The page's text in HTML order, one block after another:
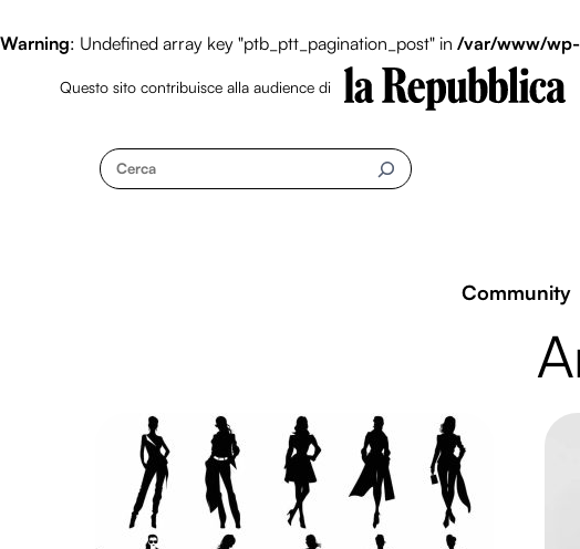
Warning: Undefined array key "ptb_ptt_pagination_post" in /var/www/
Questo sito contribuisce alla audience di
Cerca
Community